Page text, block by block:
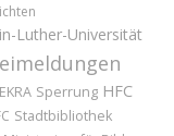
Luther-Universität
Sperrung HFC
Stadtbibliothek